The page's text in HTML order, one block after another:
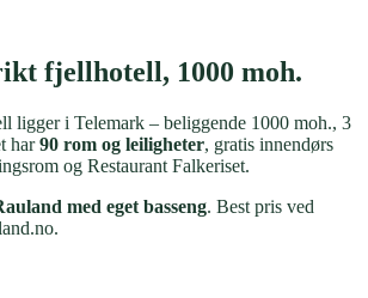
fjellhotell, 1000 moh.
ligger i Telemark – beliggende 1000 moh., 3
har90 rom og leiligheter, gratis innendørs
og Restaurant Falkeriset.
med eget basseng. Best pris ved